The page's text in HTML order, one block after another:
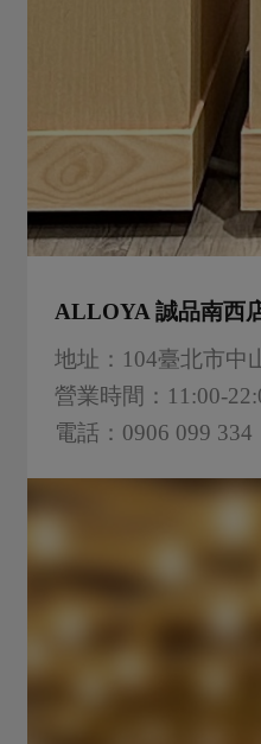
ALLOYA 誠品南西
地址：104臺北市中
營業時間：11:00-
電話：0906 099 334